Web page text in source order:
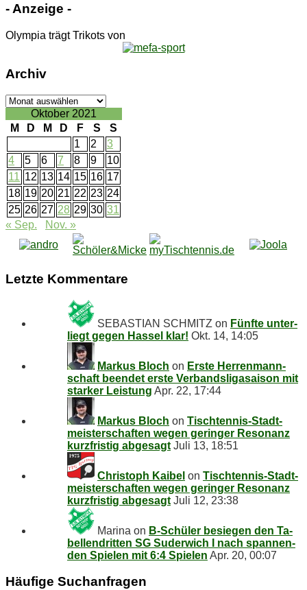
- An­zei­ge -
Olympia trägt Trikots von
Ar­chiv
Ar­
Oktober 2021
M
D M D F S
S
1
2
3
4
5 6 7 8 9
10
11 12 13 14 15 16 17
18 19 20 21 22 23 24
25 26 27 28 29 30 31
« Sep.
Nov. »
Letz­te Kommentare
SEBASTIAN SCHMITZ on Fünf­te un­ter­
liegt ge­gen Has­sel klar! Okt. 14, 14:05
Markus Bloch on Ers­te Her­ren­mann­
schaft be­en­det ers­te Ver­bands­li­ga­sai­son mit
star­ker Leistung Apr. 22, 17:44
Markus Bloch on Tisch­ten­nis-Stadt­
meis­ter­schaf­ten we­gen ge­rin­ger Re­so­nanz
kurz­fris­tig abgesagt Juli 13, 18:51
Christoph Kaibel on Tisch­ten­nis-Stadt­
meis­ter­schaf­ten we­gen ge­rin­ger Re­so­nanz
kurz­fris­tig abgesagt Juli 12, 23:38
Marina on B‑Schüler be­sie­gen den Ta­
bel­len­drit­ten SG Su­der­wich I nach span­nen­
den Spie­len mit 6:4 Spielen Apr. 20, 00:07
Häu­fi­ge Suchanfragen